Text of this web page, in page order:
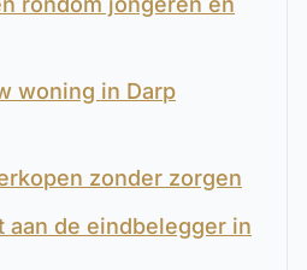
woning in Darp
zonder zorgen
aan de eindbelegger in